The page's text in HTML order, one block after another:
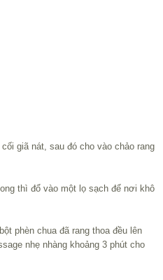
giã nát, sau đó cho vào chảo rang
thì đổ vào một lọ sạch để nơi khô
phèn chua đã rang thoa đều lên
nhẹ nhàng khoảng 3 phút cho